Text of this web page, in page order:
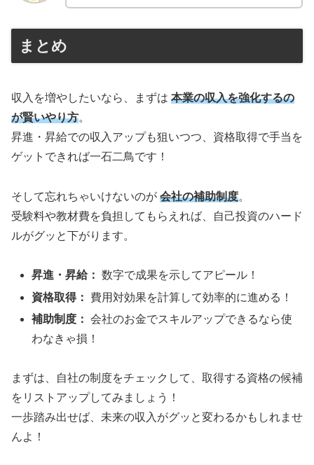
まとめ
収入を増やしたいなら、まずは 本業の収入を強化するの
が賢いやり方。
昇進・昇給での収入アップも狙いつつ、資格取得で手当を
ゲットできれば一石二鳥です！
そして忘れちゃいけないのが 会社の補助制度。
受験料や教材費を負担してもらえれば、自己投資のハード
ルがグッと下がります。
昇進・昇給： 数字で成果を示してアピール！
資格取得：
費用対効果を計算して効率的に進める！
補助制度： 会社のお金でスキルアップできるなら使
わなきゃ損！
まずは、自社の制度をチェックして、取得する資格の候補
をリストアップしてみましょう！
一歩踏み出せば、未来の収入がグッと変わるかもしれませ
んよ！